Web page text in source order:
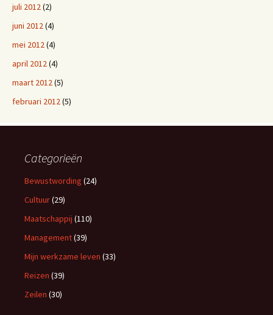
juli 2012(2)
juni 2012(4)
mei 2012(4)
april 2012(4)
maart 2012(5)
februari 2012(5)
Categorieën
Bewustwording (24)
Cultuur(29)
Maatschappij (110)
Management(39)
Mijn werkzame leven (33)
Reizen (39)
Zeilen (30)